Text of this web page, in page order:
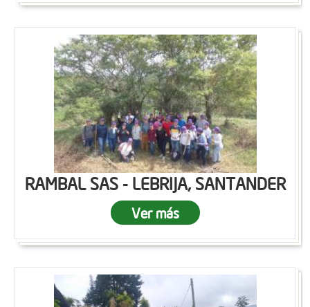
RAMBAL SAS - LEBRIJA, SANTANDER
Ver más